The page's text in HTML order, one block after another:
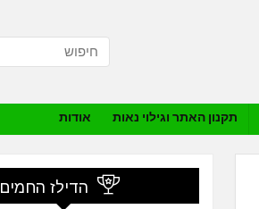
תקנון האתר וגילוי נאות אודות
הדילז החמים